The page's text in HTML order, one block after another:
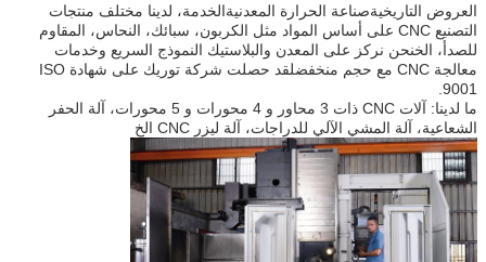
العروض التاريخيةصناعة الحرارة المعدنيةالخدمة، لدينا مختلف منتجات
التصنيع CNC على أساس المواد مثل الكربون، سبائك، النحاس، المقاوم
للصدأ، الخنحن نركز على المعدن والبلاستيك النموذج السريع وخدمات
معالجة CNC مع حجم منخفضلقد حصلت شركة توريك على شهادة ISO
9001.
ما لدينا: آلات CNC ذات 3 محاور و 4 محورات و 5 محورات، آلة الحفر
الشعاعية، آلة المشي الآلي للدراجات، آلة ليزر CNC الخ